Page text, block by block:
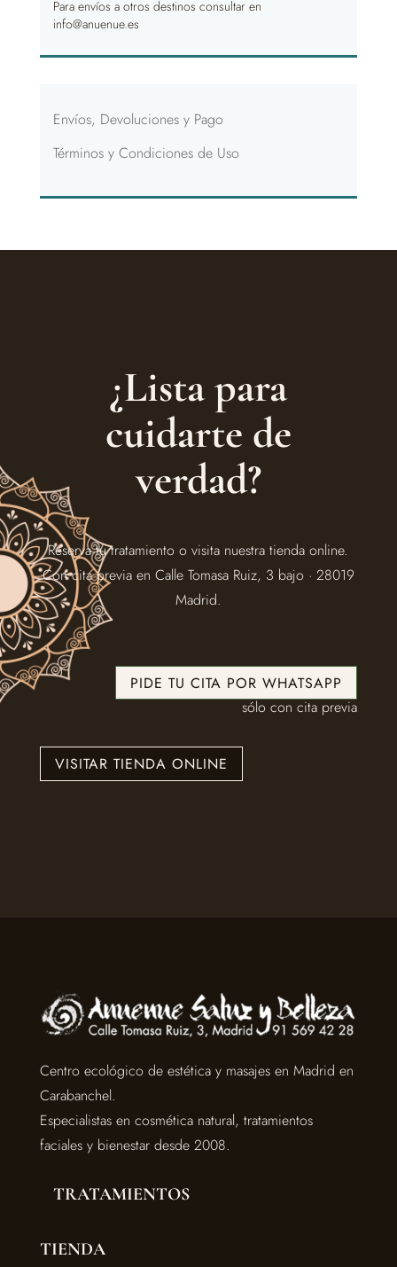
Para envíos a otros destinos consultar en
info@anuenue.es
Envíos, Devoluciones y Pago
Términos y Condiciones de Uso
¿Lista para
cuidarte de
verdad?
Reserva tu tratamiento o visita nuestra tienda online.
Con cita previa en Calle Tomasa Ruiz, 3 bajo · 28019
Madrid.
PIDE TU CITA POR WHATSAPP
sólo con cita previa
VISITAR TIENDA ONLINE
Centro ecológico de estética y masajes en Madrid en
Carabanchel.
Especialistas en cosmética natural, tratamientos
faciales y bienestar desde 2008.
TRATAMIENTOS
TIENDA